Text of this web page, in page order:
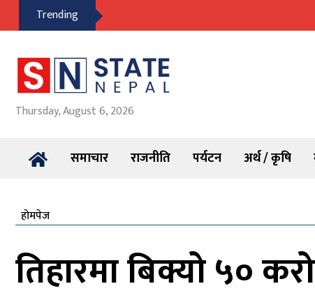
Trending
Thursday, August 6, 2026
समाचार राजनीति पर्यटन अर्थ / कृषि
होमपेज
तिहारमा बिक्यो ५०